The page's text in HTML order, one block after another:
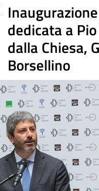
dedicata a
dalla Chiesa,
Borsellino